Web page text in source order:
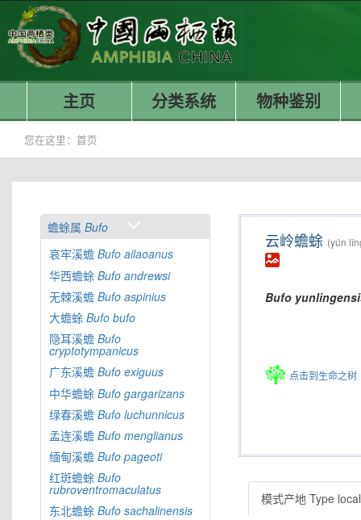
主页 分类系统 物种鉴别
您在这里： 首页
蟾蜍属 Bufo
哀牢溪蟾 Bufo ailaoanus
华西蟾蜍 Bufo andrewsi
无棘溪蟾 Bufo aspinius
大蟾蜍 Bufo bufo
隐耳溪蟾 Bufo
cryptotympanicus
广东溪蟾 Bufo exiguus
中华蟾蜍 Bufo gargarizans
绿春溪蟾 Bufo luchunnicus
孟连溪蟾 Bufo menglianus
缅甸溪蟾 Bufo pageoti
红斑蟾蜍 Bufo
rubroventromaculatus
东北蟾蜍 Bufo sachalinensis
云岭蟾蜍 (yún
Bufo
点击到生命之树
模式产地 Type